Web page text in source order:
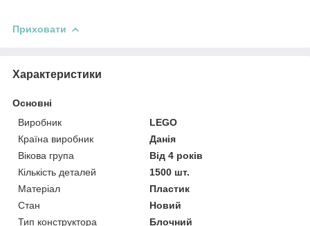
Приховати
Характеристики
Основні
Виробник
LEGO
Країна виробник
Данія
Вікова група
Від 4 років
Кількість деталей
1500 шт.
Матеріал
Пластик
Стан
Новий
Тип конструктора
Блочний